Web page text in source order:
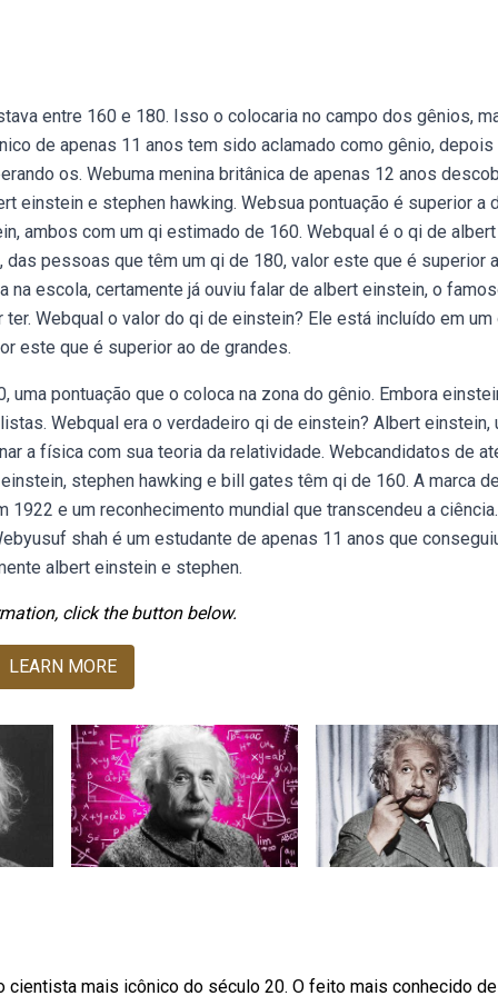
entre 160 e 180. Isso o colocaria no campo dos gênios,
de apenas 11 anos tem sido aclamado como gênio, depois
os. Webuma menina britânica de apenas 12 anos
einstein e stephen hawking. Websua pontuação é superior a
ambos com um qi estimado de 160. Webqual é o qi de albert
pessoas que têm um qi de 180, valor este que é superior
escola, certamente já ouviu falar de albert einstein, o
Webqual o valor do qi de einstein? Ele está incluído em um
este que é superior ao de grandes.
pontuação que o coloca na zona do gênio. Embora
Webqual era o verdadeiro qi de einstein? Albert einstein,
a física com sua teoria da relatividade. Webcandidatos de
stephen hawking e bill gates têm qi de 160. A marca
e um reconhecimento mundial que transcendeu a ciência.
shah é um estudante de apenas 11 anos que
albert einstein e stephen.
click the button below.
LEARN MORE
mais icônico do século 20. O feito mais conhecido de